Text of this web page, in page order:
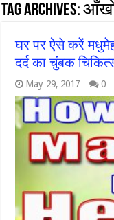
Tag Archives:
घर पर ऐसे करें
दर्द का चुंबक
May 29, 2017 0